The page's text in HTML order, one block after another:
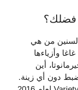
فضلك؟
من هي
وأزياءها
أين
دون أي زينة.